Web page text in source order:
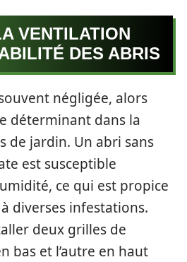
VENTILATION
DES ABRIS
négligée, alors
déterminant dans la
de jardin. Un abri sans
est susceptible
ce qui est propice
diverses infestations.
deux grilles de
bas et l’autre en haut